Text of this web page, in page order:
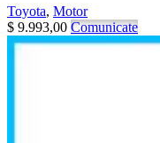
Toyota, Motor
$ 9.993,00 Comunicate